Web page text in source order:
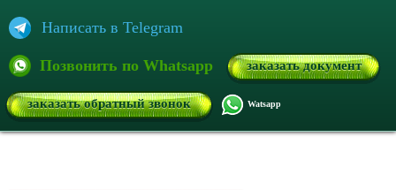
Написать в Telegram
Позвонить по Whatsapp заказать документ
заказать обратный звонок Watsapp